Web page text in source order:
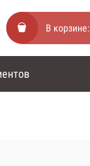
В корзине: